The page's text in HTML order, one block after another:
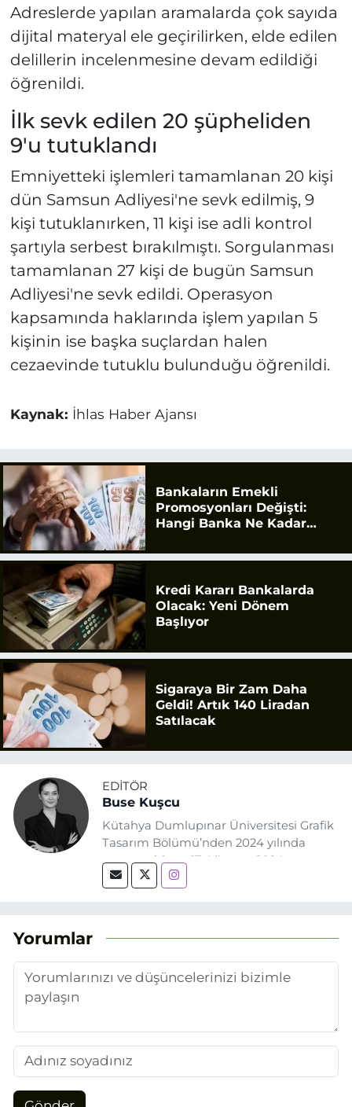
Adreslerde yapılan aramalarda çok sayıda
dijital materyal ele geçirilirken, elde edilen
delillerin incelenmesine devam edildiği
öğrenildi.
İlk sevk edilen 20 şüpheliden
9'u tutuklandı
Emniyetteki işlemleri tamamlanan 20 kişi
dün Samsun Adliyesi'ne sevk edilmiş, 9
kişi tutuklanırken, 11 kişi ise adli kontrol
şartıyla serbest bırakılmıştı. Sorgulanması
tamamlanan 27 kişi de bugün Samsun
Adliyesi'ne sevk edildi. Operasyon
kapsamında haklarında işlem yapılan 5
kişinin ise başka suçlardan halen
cezaevinde tutuklu bulunduğu öğrenildi.
Kaynak: İhlas Haber Ajansı
Bankaların Emekli
Promosyonları Değişti:
Hangi Banka Ne Kadar
Kredi Kararı Bankalarda
Olacak: Yeni Dönem
Başlıyor
Sigaraya Bir Zam Daha
Geldi! Artık 140 Liradan
Satılacak
EDITÖR
Buse Kuşcu
Kütahya Dumlupınar Üniversitesi Grafik
Tasarım Bölümü’nden 2024 yılında
mezun oldum. 17 Ağustos 2024
tarihinde, Grafik Tasarım alanında staj
adım attım.
Yorumlar